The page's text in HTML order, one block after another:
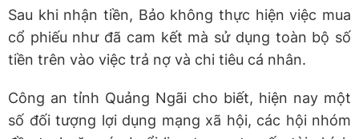
Sau khi nhận tiền, Bảo không thực hiện việc mua
cổ phiếu như đã cam kết mà sử dụng toàn bộ số
tiền trên vào việc trả nợ và chi tiêu cá nhân.
Công an tỉnh Quảng Ngãi cho biết, hiện nay một
số đối tượng lợi dụng mạng xã hội, các hội nhóm